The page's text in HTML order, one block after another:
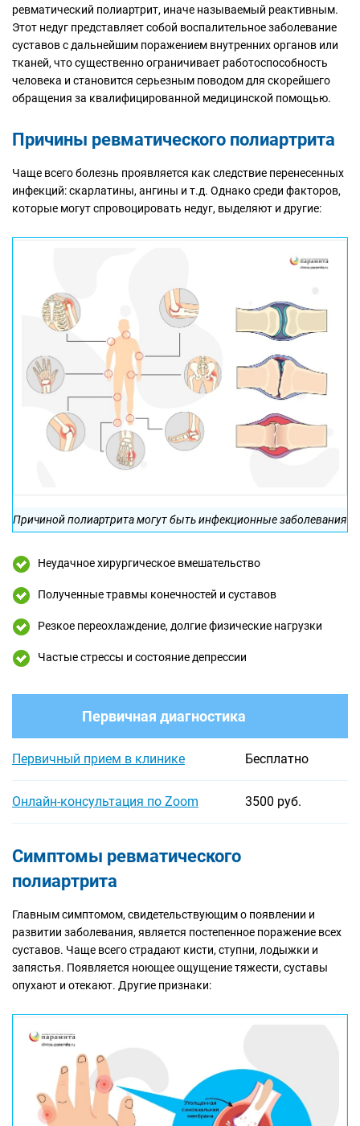
ревматический полиартрит, иначе называемый реактивным.
Этот недуг представляет собой воспалительное заболевание
суставов с дальнейшим поражением внутренних органов или
тканей, что существенно ограничивает работоспособность
человека и становится серьезным поводом для скорейшего
обращения за квалифицированной медицинской помощью.
Причины ревматического полиартрита
Чаще всего болезнь проявляется как следствие перенесенных
инфекций: скарлатины, ангины и т.д. Однако среди факторов,
которые могут спровоцировать недуг, выделяют и другие:
Причиной полиартрита могут быть инфекционные заболевания
Неудачное хирургическое вмешательство
Полученные травмы конечностей и суставов
Резкое переохлаждение, долгие физические нагрузки
Частые стрессы и состояние депрессии
Первичная диагностика
Первичный прием в клинике Бесплатно
Онлайн-консультация по Zoom 3500 руб.
Симптомы ревматического
полиартрита
Главным симптомом, свидетельствующим о появлении и
развитии заболевания, является постепенное поражение всех
суставов. Чаще всего страдают кисти, ступни, лодыжки и
запястья. Появляется ноющее ощущение тяжести, суставы
опухают и отекают. Другие признаки: